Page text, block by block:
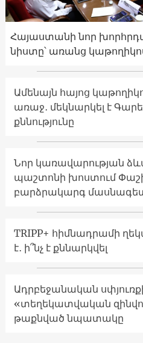
Հայաստանի նոր
նիստը՝ առանց
Ամենայն հայոց
առաջ․ մեկնարկել է
քննությունը
Նոր կառավարության
պաշտոնի խոստում
բարձրակարգ
TRIPP+ հիմնադրամի
է․ ի՞նչ է քննարկվել
Ադրբեջանական
«տեղեկատվական
թաքնված նպատակը